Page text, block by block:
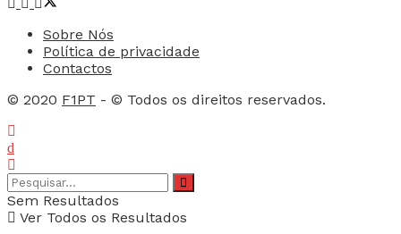
Sobre Nós
Política de privacidade
Contactos
© 2020 F1PT - © Todos os direitos reservados.
Sem Resultados
Ver Todos os Resultados